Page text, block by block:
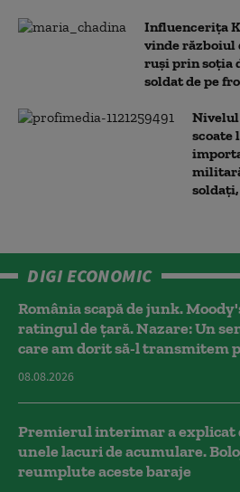
Influencerița
vinde
ruși prin soția
soldat de pe
Nivelul
scoate
DIGI ECONOMIC
România scapă de junk.
ratingul de țară. Nazare: Un
care am dorit să-l transmitem
08.08.2026
Premierul interimar a explicat
unele lacuri de acumulare.
reumplute aceste baraje